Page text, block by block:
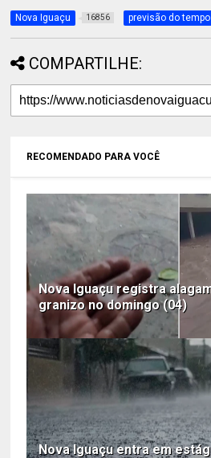
Nova Iguaçu 16856 previsão do tempo
COMPARTILHE:
RECOMENDADO PARA VOCÊ
Nova Iguaçu registra
granizo no domingo (04)
Nova Iguaçu entra em